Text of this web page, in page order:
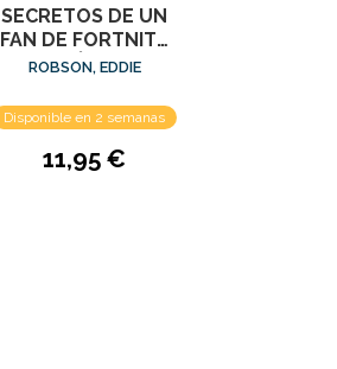
SECRETOS DE UN
FAN DE FORTNITE
2: EL ÚLTIMO
ROBSON, EDDIE
Disponible en 2 semanas
11,95 €